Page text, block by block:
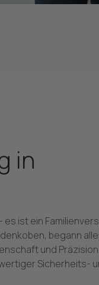
in
ist ein
begann
und
Sicherheits-